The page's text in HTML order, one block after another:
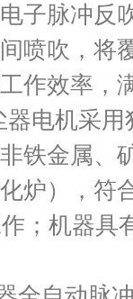
子脉冲反
喷吹，将
作效率，
电机采
铁金属、
炉），符
；机器具